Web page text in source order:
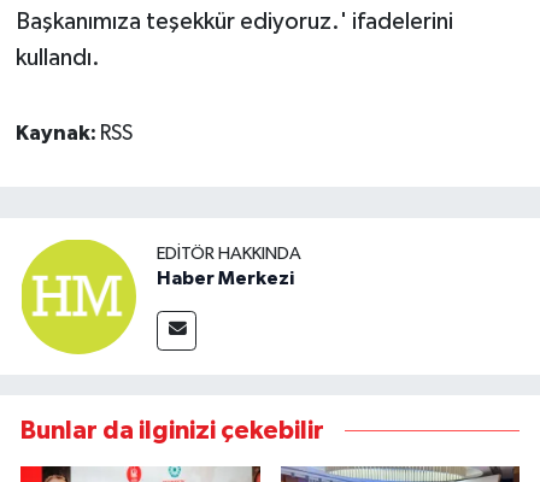
Başkanımıza teşekkür ediyoruz.' ifadelerini
kullandı.
Kaynak: RSS
EDITÖR HAKKINDA
Haber Merkezi
Bunlar da ilginizi çekebilir